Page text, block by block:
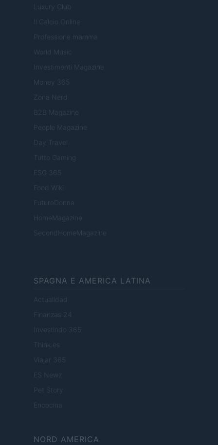
Luxury Club
Il Calcio Online
Professione mamma
World Music
Investimenti Magazine
Money 365
Zona Nerd
B2B Magazine
People Magazine
Day Travel
Tutto Gaming
ESG 365
Food Wiki
FuturoDonna
HomeMagazine
SecondHomeMagazine
SPAGNA E AMERICA LATINA
Actualidad
Finanzas 24
Investindo 365
Think.es
Viajar 365
ES Newz
Pet Story
Encocina
NORD AMERICA